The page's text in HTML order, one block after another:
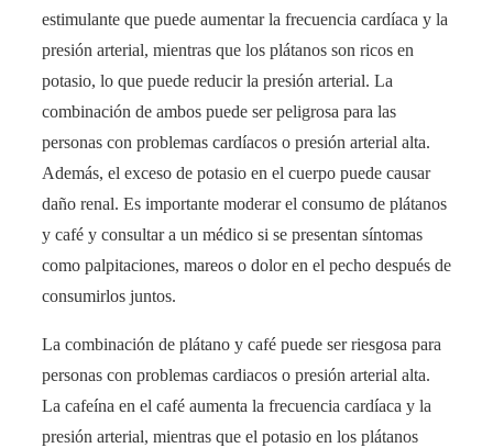
estimulante que puede aumentar la frecuencia cardíaca y la
presión arterial, mientras que los plátanos son ricos en
potasio, lo que puede reducir la presión arterial. La
combinación de ambos puede ser peligrosa para las
personas con problemas cardíacos o presión arterial alta.
Además, el exceso de potasio en el cuerpo puede causar
daño renal. Es importante moderar el consumo de plátanos
y café y consultar a un médico si se presentan síntomas
como palpitaciones, mareos o dolor en el pecho después de
consumirlos juntos.
La combinación de plátano y café puede ser riesgosa para
personas con problemas cardiacos o presión arterial alta.
La cafeína en el café aumenta la frecuencia cardíaca y la
presión arterial, mientras que el potasio en los plátanos